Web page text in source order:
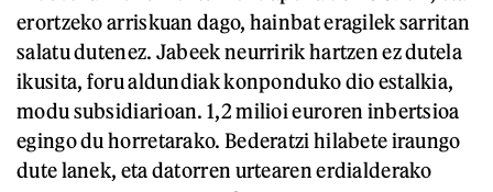
erortzeko arriskuan dago, hainbat eragilek sarritan
salatu dutenez. Jabeek neurririk hartzen ez dutela
ikusita, foru aldundiak konponduko dio estalkia,
modu subsidiarioan. 1,2 milioi euroren inbertsioa
egingo du horretarako. Bederatzi hilabete iraungo
dute lanek, eta datorren urtearen erdialderako